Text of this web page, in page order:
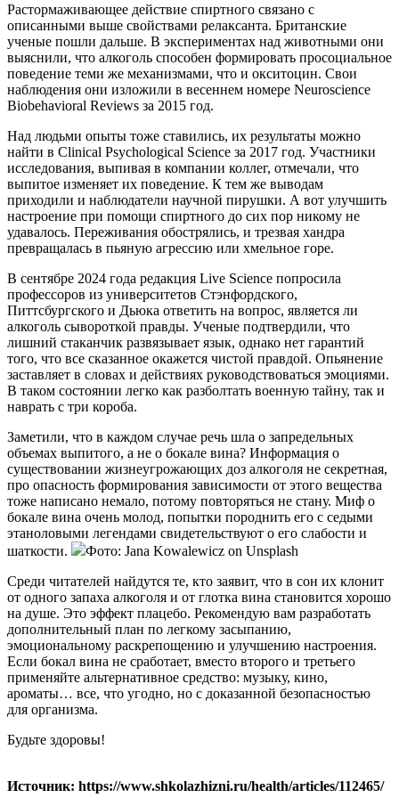
Растормаживающее действие спиртного связано с
описанными выше свойствами релаксанта. Британские
ученые пошли дальше. В экспериментах над животными они
выяснили, что алкоголь способен формировать просоциальное
поведение теми же механизмами, что и окситоцин. Свои
наблюдения они изложили в весеннем номере Neuroscience
Biobehavioral Reviews за 2015 год.
Над людьми опыты тоже ставились, их результаты можно
найти в Clinical Psychological Science за 2017 год. Участники
исследования, выпивая в компании коллег, отмечали, что
выпитое изменяет их поведение. К тем же выводам
приходили и наблюдатели научной пирушки. А вот улучшить
настроение при помощи спиртного до сих пор никому не
удавалось. Переживания обострялись, и трезвая хандра
превращалась в пьяную агрессию или хмельное горе.
В сентябре 2024 года редакция Live Science попросила
профессоров из университетов Стэнфордского,
Питтсбургского и Дьюка ответить на вопрос, является ли
алкоголь сывороткой правды. Ученые подтвердили, что
лишний стаканчик развязывает язык, однако нет гарантий
того, что все сказанное окажется чистой правдой. Опьянение
заставляет в словах и действиях руководствоваться эмоциями.
В таком состоянии легко как разболтать военную тайну, так и
наврать с три короба.
Заметили, что в каждом случае речь шла о запредельных
объемах выпитого, а не о бокале вина? Информация о
существовании жизнеугрожающих доз алкоголя не секретная,
про опасность формирования зависимости от этого вещества
тоже написано немало, потому повторяться не стану. Миф о
бокале вина очень молод, попытки породнить его с седыми
этаноловыми легендами свидетельствуют о его слабости и
шаткости.
Фото: Jana Kowalewicz on Unsplash
Среди читателей найдутся те, кто заявит, что в сон их клонит
от одного запаха алкоголя и от глотка вина становится хорошо
на душе. Это эффект плацебо. Рекомендую вам разработать
дополнительный план по легкому засыпанию,
эмоциональному раскрепощению и улучшению настроения.
Если бокал вина не сработает, вместо второго и третьего
применяйте альтернативное средство: музыку, кино,
ароматы… все, что угодно, но с доказанной безопасностью
для организма.
Будьте здоровы!
Источник: https://www.shkolazhizni.ru/health/articles/112465/